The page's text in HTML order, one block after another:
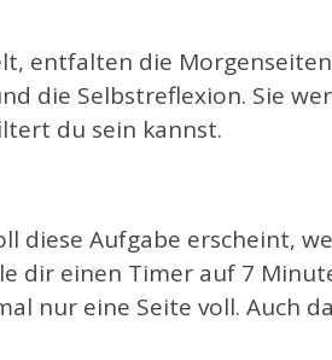
entfalten die
die Selbstreflexion. Sie
du sein kannst.
diese Aufgabe erscheint,
dir einen Timer auf 7
nur eine Seite voll. Auch